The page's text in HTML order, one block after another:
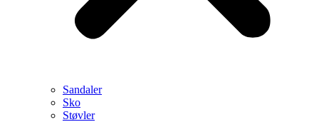
Sandaler
Sko
Støvler